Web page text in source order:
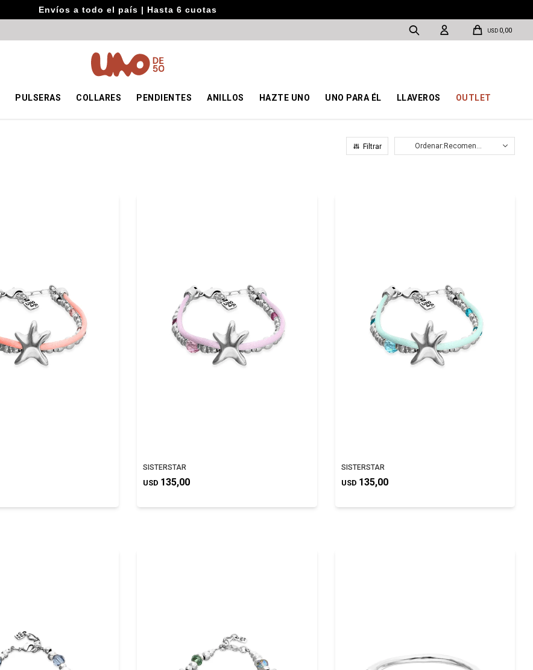
Envíos a todo el país | Hasta 6 cuotas
PULSERAS COLLARES PENDIENTES ANILLOS HAZTE UNO UNO PARA ÉL LLAVEROS OUTLET
USD 0,00
Recomendados
SISTERSTAR
USD 135,00
SISTERSTAR
USD 135,00